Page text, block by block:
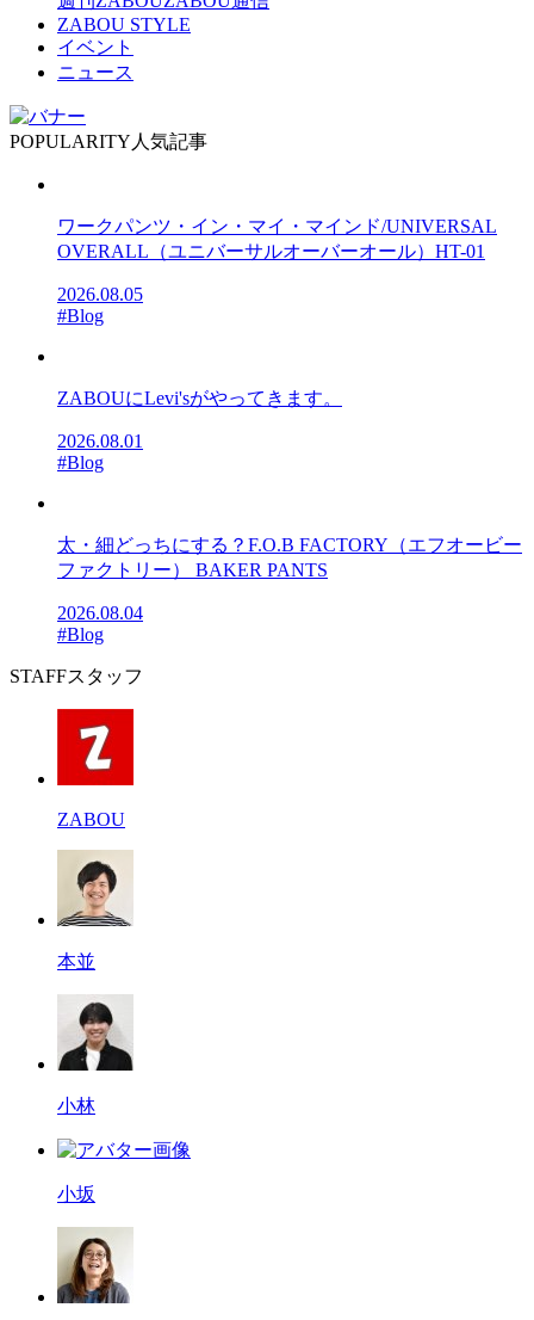
ZABOU STYLE
イベント
ニュース
POPULARITY 人気記事
ワークパンツ・イン・マイ・マインド/UNIVERSAL
OVERALL（ユニバーサルオーバーオール）HT-01
2026.08.05
#Blog
ZABOUにLevi'sがやってきます。
2026.08.01
#Blog
太・細どっちにする？F.O.B FACTORY（エフオービー
ファクトリー） BAKER PANTS
2026.08.04
#Blog
STAFFスタッフ
ZABOU
本並
小林
小坂